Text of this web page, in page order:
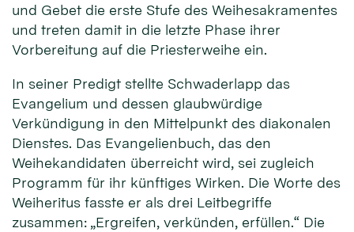
und Gebet die erste Stufe des Weihesakramentes
und treten damit in die letzte Phase ihrer
Vorbereitung auf die Priesterweihe ein.
In seiner Predigt stellte Schwaderlapp das
Evangelium und dessen glaubwürdige
Verkündigung in den Mittelpunkt des diakonalen
Dienstes. Das Evangelienbuch, das den
Weihekandidaten überreicht wird, sei zugleich
Programm für ihr künftiges Wirken. Die Worte des
Weiheritus fasste er als drei Leitbegriffe
zusammen: „Ergreifen, verkünden, erfüllen.“ Die